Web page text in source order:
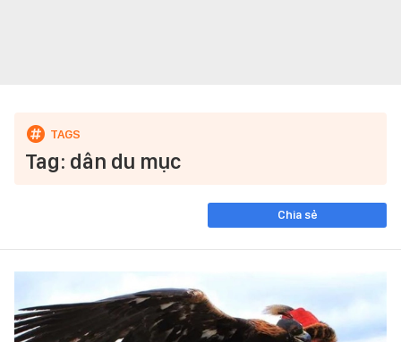
Tag: dân du mục
Chia sẻ